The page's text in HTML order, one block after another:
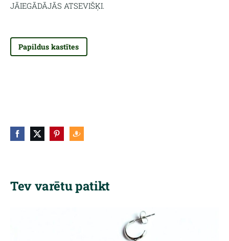
JĀIEGĀDĀJĀS ATSEVIŠĶI.
Papildus kastītes
Tev varētu patikt